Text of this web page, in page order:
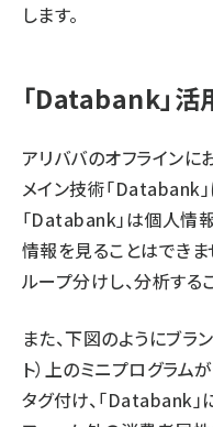
します。
「Databank」
アリババのオフライン
メイン技術「Databank
「Databank」は個人情
情報を見ることはでき
ループ分けし、分析する
また、下図のようにブラ
ト）上のミニプログラ
タグ付け、「Databank」